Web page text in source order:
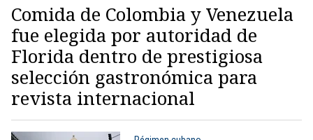
Comida de Colombia y Venezuela
fue elegida por autoridad de
Florida dentro de prestigiosa
selección gastronómica para
revista internacional